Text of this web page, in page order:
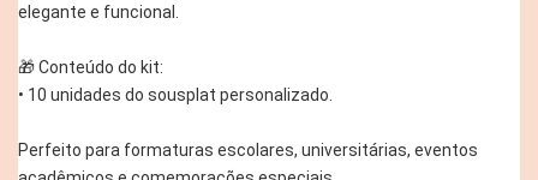
elegante e funcional.
🎁 Conteúdo do kit:
• 10 unidades do sousplat personalizado.
Perfeito para formaturas escolares, universitárias, eventos